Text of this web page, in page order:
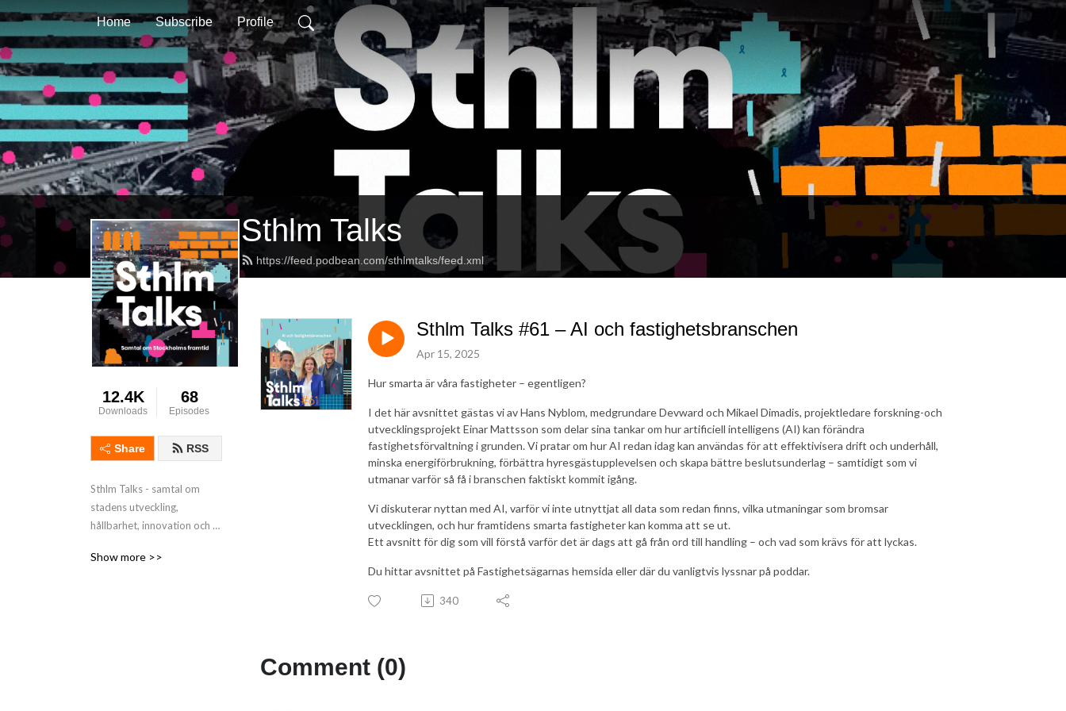
Home Subscribe Profile
Sthlm Talks
https://feed.podbean.com/sthlmtalks/feed.xml
12.4K
Downloads
68
Episodes
Share RSS
Sthlm Talks - samtal om
stadens utveckling,
hållbarhet, innovation och
Stockholm till en levande
Show more >>
Sthlm Talks #61 – AI och fastighetsbranschen
Apr 15, 2025
Hur smarta är våra fastigheter – egentligen?
I det här avsnittet gästas vi av Hans Nyblom, medgrundare Devward och Mikael Dimadis, projektledare forskning-och
utvecklingsprojekt Einar Mattsson som delar sina tankar om hur artificiell intelligens (AI) kan förändra
fastighetsförvaltning i grunden. Vi pratar om hur AI redan idag kan användas för att effektivisera drift och underhåll,
minska energiförbrukning, förbättra hyresgästupplevelsen och skapa bättre beslutsunderlag – samtidigt som vi
utmanar varför så få i branschen faktiskt kommit igång.
Vi diskuterar nyttan med AI, varför vi inte utnyttjat all data som redan finns, vilka utmaningar som bromsar
utvecklingen, och hur framtidens smarta fastigheter kan komma att se ut.
Ett avsnitt för dig som vill förstå varför det är dags att gå från ord till handling – och vad som krävs för att lyckas.
Du hittar avsnittet på Fastighetsägarnas hemsida eller där du vanligtvis lyssnar på poddar.
340
Comment (0)